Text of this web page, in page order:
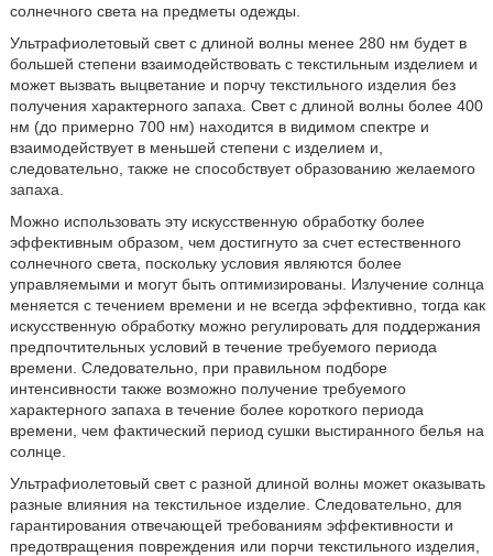
солнечного света на предметы одежды.
Ультрафиолетовый свет с длиной волны менее 280 нм будет в
большей степени взаимодействовать с текстильным изделием и
может вызвать выцветание и порчу текстильного изделия без
получения характерного запаха. Свет с длиной волны более 400
нм (до примерно 700 нм) находится в видимом спектре и
взаимодействует в меньшей степени с изделием и,
следовательно, также не способствует образованию желаемого
запаха.
Можно использовать эту искусственную обработку более
эффективным образом, чем достигнуто за счет естественного
солнечного света, поскольку условия являются более
управляемыми и могут быть оптимизированы. Излучение солнца
меняется с течением времени и не всегда эффективно, тогда как
искусственную обработку можно регулировать для поддержания
предпочтительных условий в течение требуемого периода
времени. Следовательно, при правильном подборе
интенсивности также возможно получение требуемого
характерного запаха в течение более короткого периода
времени, чем фактический период сушки выстиранного белья на
солнце.
Ультрафиолетовый свет с разной длиной волны может оказывать
разные влияния на текстильное изделие. Следовательно, для
гарантирования отвечающей требованиям эффективности и
предотвращения повреждения или порчи текстильного изделия,